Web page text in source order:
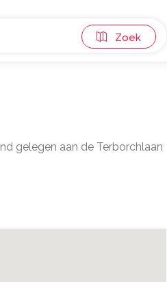
Zoek
gelegen aan de Terborchlaan